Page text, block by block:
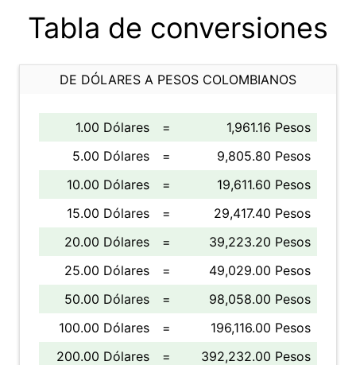
Tabla de conversiones
DE DÓLARES A PESOS COLOMBIANOS
1.00 Dólares =
1,961.16 Pesos
5.00 Dólares
=
9,805.80 Pesos
10.00 Dólares
=
19,611.60 Pesos
15.00 Dólares
=
29,417.40 Pesos
20.00 Dólares
=
39,223.20 Pesos
25.00 Dólares
=
49,029.00 Pesos
50.00 Dólares
=
98,058.00 Pesos
100.00 Dólares
=
196,116.00 Pesos
200.00 Dólares
=
392,232.00 Pesos